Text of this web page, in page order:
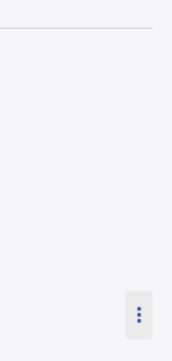
